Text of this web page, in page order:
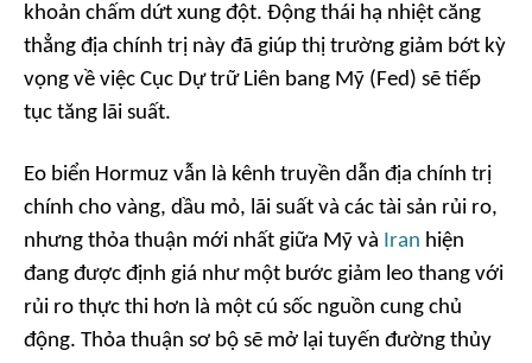
khoản chấm dứt xung đột. Động thái hạ nhiệt căng
thẳng địa chính trị này đã giúp thị trường giảm bớt kỳ
vọng về việc Cục Dự trữ Liên bang Mỹ (Fed) sẽ tiếp
tục tăng lãi suất.
Eo biển Hormuz vẫn là kênh truyền dẫn địa chính trị
chính cho vàng, dầu mỏ, lãi suất và các tài sản rủi ro,
nhưng thỏa thuận mới nhất giữa Mỹ và Iran hiện
đang được định giá như một bước giảm leo thang với
rủi ro thực thi hơn là một cú sốc nguồn cung chủ
động. Thỏa thuận sơ bộ sẽ mở lại tuyến đường thủy